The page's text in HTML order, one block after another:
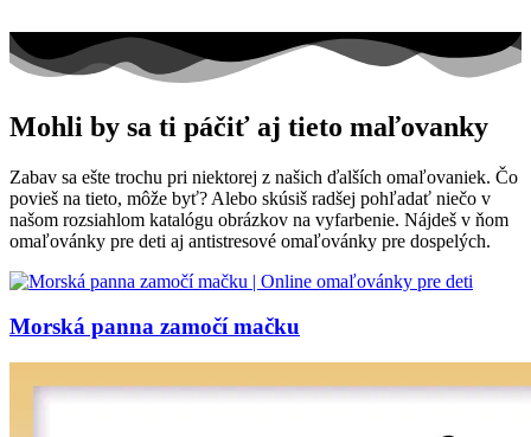
Mohli by sa ti páčiť aj tieto maľovanky
Zabav sa ešte trochu pri niektorej z našich ďalších omaľovaniek. Čo
povieš na tieto, môže byť? Alebo skúsiš radšej pohľadať niečo v
našom rozsiahlom katalógu obrázkov na vyfarbenie. Nájdeš v ňom
omaľovánky pre deti aj antistresové omaľovánky pre dospelých.
Morská panna zamočí mačku